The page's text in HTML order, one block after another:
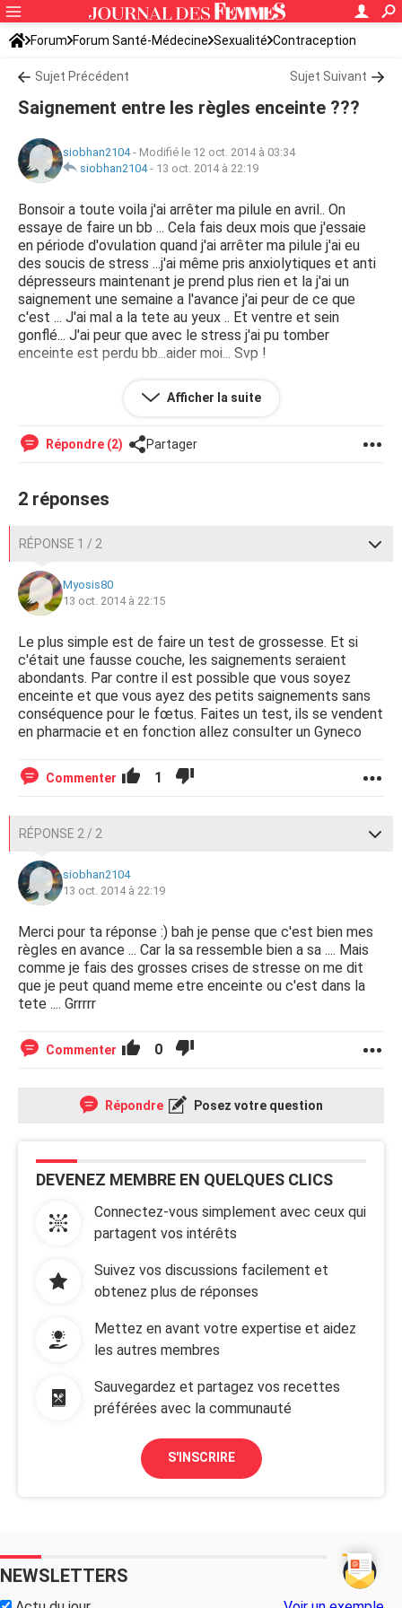
Forum Forum Santé-Médecine Sexualité Contraception
Sujet Précédent Sujet Suivant
Saignement entre les règles enceinte ???
siobhan2104- Modifié le 12 oct. 2014 à 03:34
siobhan2104- 13 oct. 2014 à 22:19
Bonsoir a toute voila j'ai arrêter ma pilule en avril.. On
essaye de faire un bb ... Cela fais deux mois que j'essaie
en période d'ovulation quand j'ai arrêter ma pilule j'ai eu
des soucis de stress ...j'ai même pris anxiolytiques et anti
dépresseurs maintenant je prend plus rien et la j'ai un
saignement une semaine a l'avance j'ai peur de ce que
c'est ... J'ai mal a la tete au yeux .. Et ventre et sein
gonflé... J'ai peur que avec le stress j'ai pu tomber
enceinte est perdu bb...aider moi... Svp !
Posté depuis CCM Live forum pour iPhone/iPad
Afficher la suite
Répondre (2) Partager
2 réponses
RÉPONSE 1 / 2
Myosis80
13 oct. 2014 à 22:15
Le plus simple est de faire un test de grossesse. Et si
c'était une fausse couche, les saignements seraient
abondants. Par contre il est possible que vous soyez
enceinte et que vous ayez des petits saignements sans
conséquence pour le fœtus. Faites un test, ils se vendent
en pharmacie et en fonction allez consulter un Gyneco
Commenter 1
RÉPONSE 2 / 2
siobhan2104
13 oct. 2014 à 22:19
Merci pour ta réponse :) bah je pense que c'est bien mes
règles en avance ... Car la sa ressemble bien a sa .... Mais
comme je fais des grosses crises de stresse on me dit
que je peut quand meme etre enceinte ou c'est dans la
tete .... Grrrrr
Commenter 0
Répondre Posez votre question
DEVENEZ MEMBRE EN QUELQUES CLICS
Connectez-vous simplement avec ceux qui
partagent vos intérêts
Suivez vos discussions facilement et
obtenez plus de réponses
Mettez en avant votre expertise et aidez
les autres membres
Sauvegardez et partagez vos recettes
préférées avec la communauté
S'INSCRIRE
NEWSLETTERS